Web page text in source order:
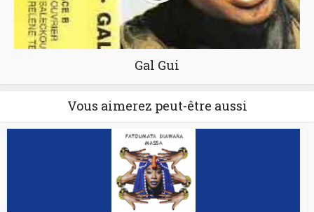
Gal Gui
Vous aimerez peut-être aussi